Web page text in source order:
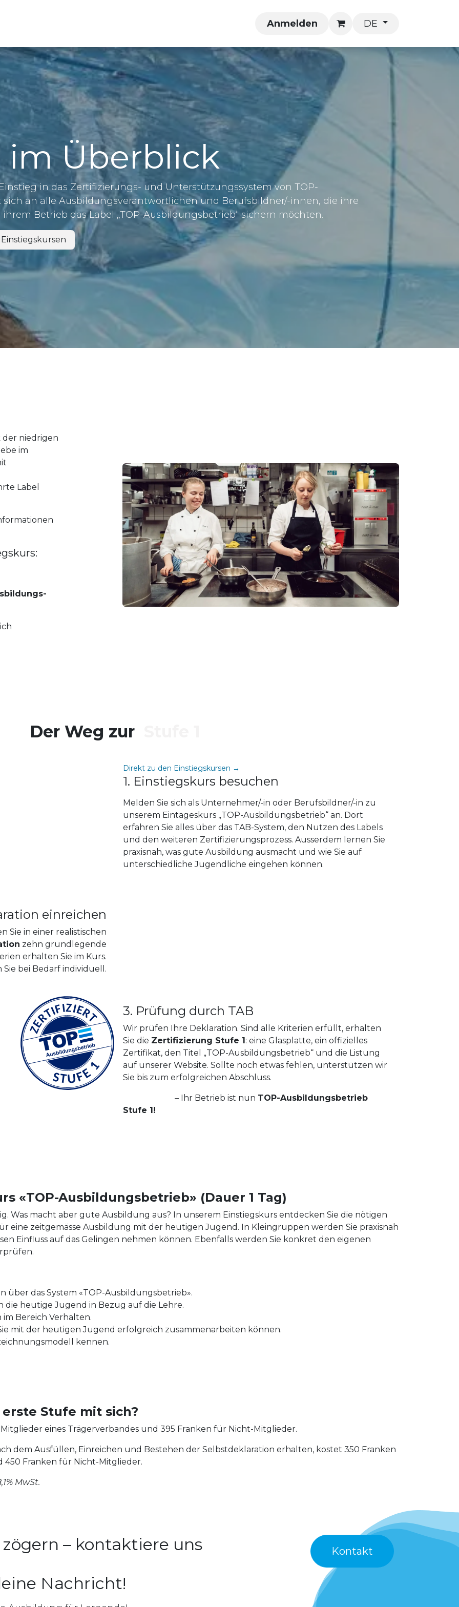
Anmelden DE
im Überblick
in das Zertifizierungs- und Unterstützungssystem von TOP-
sich an alle Ausbildungsverantwortlichen und Berufsbildner/-innen, die ihre
Betrieb das Label „TOP-Ausbildungsbetrieb“ sichern möchten.
der niedrigen
im
Label
Der Weg zur
Direkt zu den Einstiegskursen →
1. Einstiegskurs besuchen
Melden Sie sich als Unternehmer/-in oder Berufsbildner/-in zu
unserem Eintageskurs „TOP-Ausbildungsbetrieb“ an. Dort
erfahren Sie alles über das TAB-System, den Nutzen des Labels
und den weiteren Zertifizierungsprozess. Ausserdem lernen Sie
praxisnah, was gute Ausbildung ausmacht und wie Sie auf
unterschiedliche Jugendliche eingehen können.
einreichen
Sie in einer realistischen
zehn grundlegende
erhalten Sie im Kurs.
bei Bedarf individuell.
3. Prüfung durch TAB
Wir prüfen Ihre Deklaration. Sind alle Kriterien erfüllt, erhalten
Sie die Zertifizierung Stufe 1: eine Glasplatte, ein offizielles
Zertifikat, den Titel „TOP-Ausbildungsbetrieb“ und die Listung
auf unserer Website. Sollte noch etwas fehlen, unterstützen wir
Sie bis zum erfolgreichen Abschluss.
– Ihr Betrieb ist nun TOP-Ausbildungsbetrieb
Stufe 1!
«TOP-Ausbildungsbetrieb» (Dauer 1 Tag)
Was macht aber gute Ausbildung aus? In unserem Einstiegskurs entdecken Sie die nötigen
eine zeitgemässe Ausbildung mit der heutigen Jugend. In Kleingruppen werden Sie praxisnah
Einfluss auf das Gelingen nehmen können. Ebenfalls werden Sie konkret den eigenen
das System «TOP-Ausbildungsbetrieb».
heutige Jugend in Bezug auf die Lehre.
Bereich Verhalten.
mit der heutigen Jugend erfolgreich zusammenarbeiten können.
kennen.
Stufe mit sich?
eines Trägerverbandes und 395 Franken für Nicht-Mitglieder.
dem Ausfüllen, Einreichen und Bestehen der Selbstdeklaration erhalten, kostet 350 Franken
450 Franken für Nicht-Mitglieder.
MwSt.
– kontaktiere uns
Nachricht!
Kontakt